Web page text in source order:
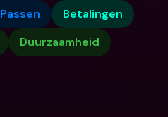
Passen
Betalingen
Duurzaamheid